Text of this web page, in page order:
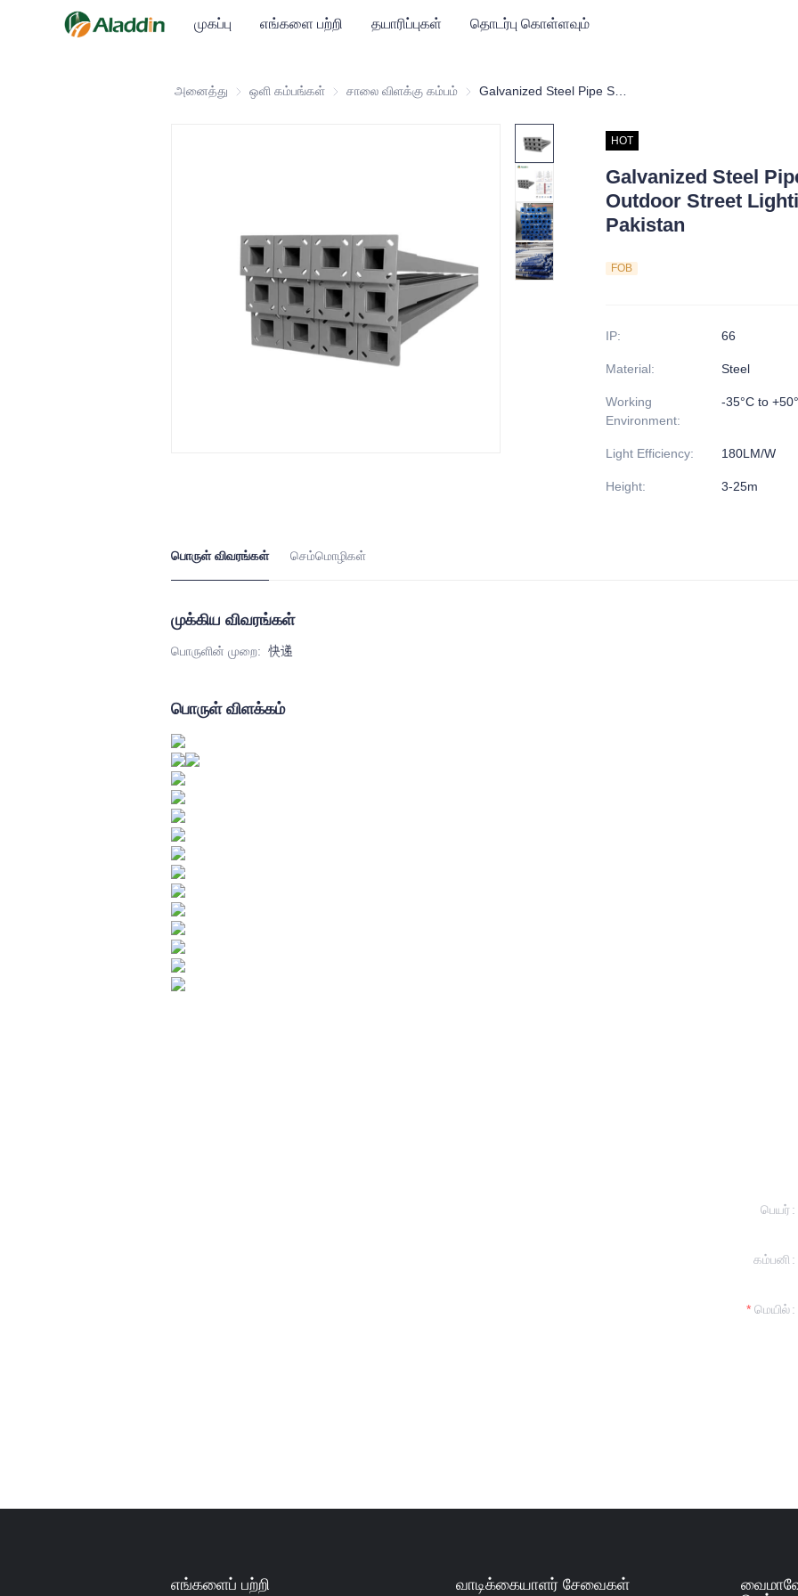
முகப்பு எங்களை பற்றி தயாரிப்புகள் தொடர்பு கொள்ளவும்
அனைத்து ஒளி கம்பங்கள் ஒளி கம்பங்கள்
சாலை விளக்கு கம்பம் சாலை விளக்கு கம்பம்
HOT
Galvanized Steel
Outdoor Street
Pakistan
FOB
IP: 66
Material: Steel
Working
Environment:
-35°C to
Light Efficiency: 180LM/W
Height: 3-25m
பொருள் விவரங்கள் செம்மொழிகள்
முக்கிய விவரங்கள்
பொருளின் முறை: 快递
பொருள் விளக்கம்
பெயர்
கம்பனி
மெயில்
எங்களைப் பற்றி வாடிக்கையாளர் சேவைகள்